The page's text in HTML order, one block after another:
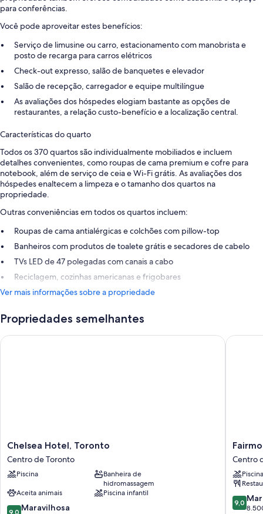
para conferências.
Você pode aproveitar estes benefícios:
Serviço de limusine ou carro, estacionamento com manobrista e
posto de recarga para carros elétricos
Check-out expresso, salão de banquetes e elevador
Salão de recepção, carregador e equipe multilíngue
As avaliações dos hóspedes elogiam bastante as opções de
restaurantes, a relação custo-benefício e a localização central.
Características do quarto
Todos os 370 quartos são individualmente mobiliados e incluem
detalhes convenientes, como roupas de cama premium e cofre para
notebook, além de serviço de ceia e Wi-Fi grátis. As avaliações dos
hóspedes enaltecem a limpeza e o tamanho dos quartos na
propriedade.
Outras conveniências em todos os quartos incluem:
Roupas de cama antialérgicas e colchões com pillow-top
Banheiros com produtos de toalete grátis e secadores de cabelo
TVs LED de 47 polegadas com canais a cabo
Reciclagem, cozinhas americanas e frigobares
Ver mais informações sobre a propriedade
Propriedades semelhantes
Chelsea
Hotel,
Toronto
Centro
Toronto
Chelsea Hotel, Toronto
Centro de Toronto
Piscina
Banheira de
hidromassagem
Aceita animais
Piscina infantil
9.0
9,0 Maravilhosa
Chelsea Hotel, Toronto
Royal
York
Centro
de
Toronto
Centro
Piscina
9.0
de
9,0